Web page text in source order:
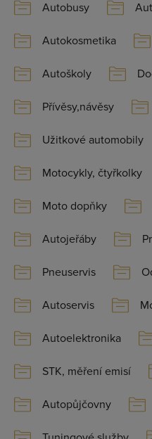
Autobusy
Autokosmetika
Autoškoly
Přívěsy,návěsy
Užitkové automobily
Motocykly, čtyřkolky
Moto dopňky
Autojeřáby
Pneuservis
Autoservis
Autoelektronika
STK, měření emisí
Autopůjčovny